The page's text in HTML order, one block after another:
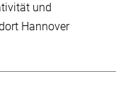
und
Hannover